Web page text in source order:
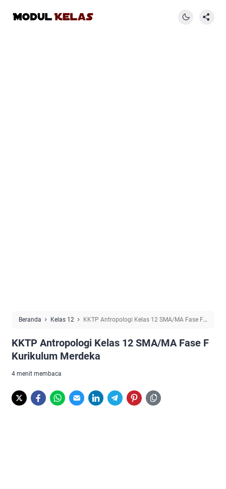
Beranda Kelas 12
KKTP Antropologi Kelas 12 SMA/MA Fase F
KKTP Antropologi Kelas 12 SMA/MA Fase F
Kurikulum Merdeka
4 menit membaca